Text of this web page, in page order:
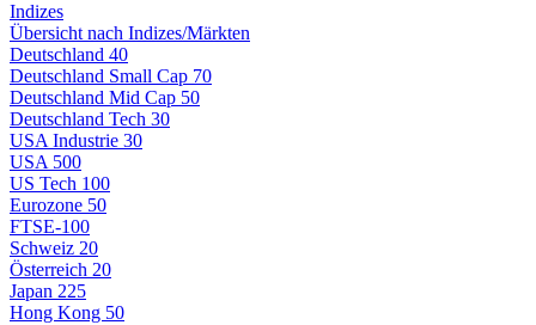
Indizes
Übersicht nach Indizes/Märkten
Deutschland 40
Deutschland Small Cap 70
Deutschland Mid Cap 50
Deutschland Tech 30
USA Industrie 30
USA 500
US Tech 100
Eurozone 50
FTSE-100
Schweiz 20
Österreich 20
Japan 225
Hong Kong 50